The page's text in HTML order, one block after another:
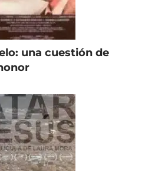
una cuestión de